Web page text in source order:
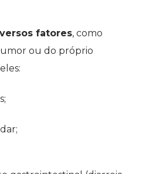
fatores, como
ou do próprio